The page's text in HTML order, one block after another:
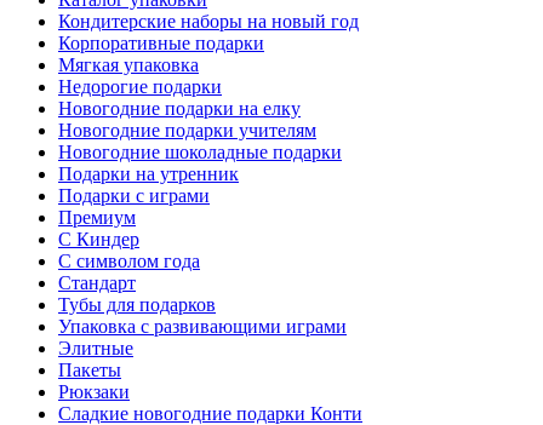
Кондитерские наборы на новый год
Корпоративные подарки
Мягкая упаковка
Недорогие подарки
Новогодние подарки на елку
Новогодние подарки учителям
Новогодние шоколадные подарки
Подарки на утренник
Подарки с играми
Премиум
С Киндер
С символом года
Стандарт
Тубы для подарков
Упаковка с развивающими играми
Элитные
Пакеты
Рюкзаки
Сладкие новогодние подарки Конти